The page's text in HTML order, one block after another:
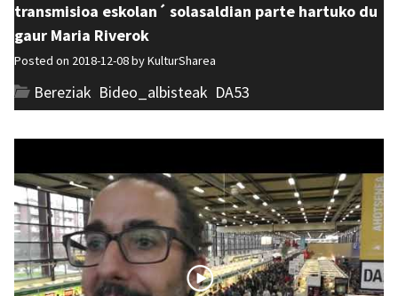
transmisioa eskolan´ solasaldian parte hartuko du
gaur Maria Riverok
Posted on 2018-12-08 byKulturSharea
Bereziak Bideo_albisteak DA53